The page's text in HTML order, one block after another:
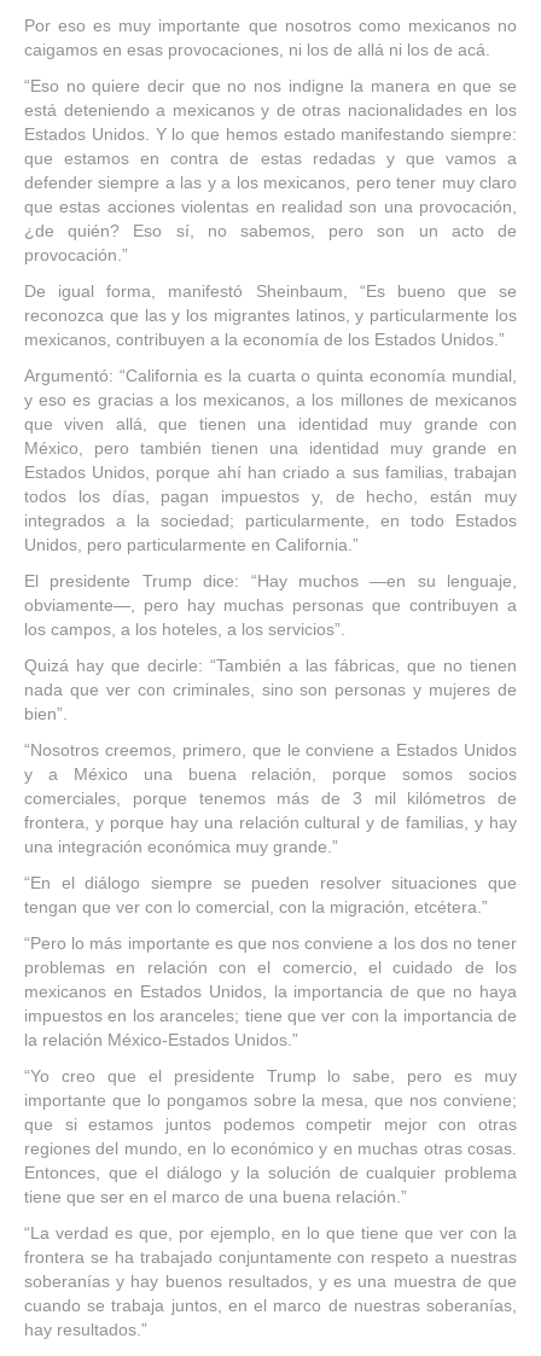
Por eso es muy importante que nosotros como mexicanos no
caigamos en esas provocaciones, ni los de allá ni los de acá.
“Eso no quiere decir que no nos indigne la manera en que se
está deteniendo a mexicanos y de otras nacionalidades en los
Estados Unidos. Y lo que hemos estado manifestando siempre:
que estamos en contra de estas redadas y que vamos a
defender siempre a las y a los mexicanos, pero tener muy claro
que estas acciones violentas en realidad son una provocación,
¿de quién? Eso sí, no sabemos, pero son un acto de
provocación.”
De igual forma, manifestó Sheinbaum, “Es bueno que se
reconozca que las y los migrantes latinos, y particularmente los
mexicanos, contribuyen a la economía de los Estados Unidos.”
Argumentó: “California es la cuarta o quinta economía mundial,
y eso es gracias a los mexicanos, a los millones de mexicanos
que viven allá, que tienen una identidad muy grande con
México, pero también tienen una identidad muy grande en
Estados Unidos, porque ahí han criado a sus familias, trabajan
todos los días, pagan impuestos y, de hecho, están muy
integrados a la sociedad; particularmente, en todo Estados
Unidos, pero particularmente en California.”
El presidente Trump dice: “Hay muchos —en su lenguaje,
obviamente—, pero hay muchas personas que contribuyen a
los campos, a los hoteles, a los servicios”.
Quizá hay que decirle: “También a las fábricas, que no tienen
nada que ver con criminales, sino son personas y mujeres de
bien”.
“Nosotros creemos, primero, que le conviene a Estados Unidos
y a México una buena relación, porque somos socios
comerciales, porque tenemos más de 3 mil kilómetros de
frontera, y porque hay una relación cultural y de familias, y hay
una integración económica muy grande.”
“En el diálogo siempre se pueden resolver situaciones que
tengan que ver con lo comercial, con la migración, etcétera.”
“Pero lo más importante es que nos conviene a los dos no tener
problemas en relación con el comercio, el cuidado de los
mexicanos en Estados Unidos, la importancia de que no haya
impuestos en los aranceles; tiene que ver con la importancia de
la relación México-Estados Unidos.”
“Yo creo que el presidente Trump lo sabe, pero es muy
importante que lo pongamos sobre la mesa, que nos conviene;
que si estamos juntos podemos competir mejor con otras
regiones del mundo, en lo económico y en muchas otras cosas.
Entonces, que el diálogo y la solución de cualquier problema
tiene que ser en el marco de una buena relación.”
“La verdad es que, por ejemplo, en lo que tiene que ver con la
frontera se ha trabajado conjuntamente con respeto a nuestras
soberanías y hay buenos resultados, y es una muestra de que
cuando se trabaja juntos, en el marco de nuestras soberanías,
hay resultados.”